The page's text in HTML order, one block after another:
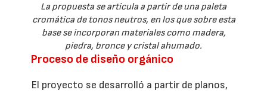
La propuesta se articula a partir de una paleta
cromática de tonos neutros, en los que sobre esta
base se incorporan materiales como madera,
piedra, bronce y cristal ahumado.
Proceso de diseño orgánico
El proyecto se desarrolló a partir de planos,